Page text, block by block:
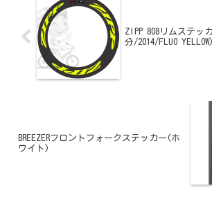
ZIPP 808リムステッ
分/2014/FLUO YELLOW)
BREEZERフロントフォークステッカー(ホ
ワイト)